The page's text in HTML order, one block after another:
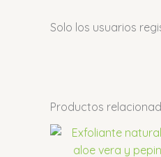
Solo los usuarios
Productos